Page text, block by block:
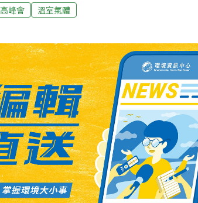
年排放值的85% 以下。美國，排放的二氧化
絕歐盟的要求，訂定二氧化碳排放減少的特定
設定二氧化碳排放減少標準外，日本環保人士
忽視環保的例子：1. 日本的核子政策曾嘗試掩
料再處裡廠事件的真相。 2. 日本南方的稀有
府計畫在東海的Ishikagijima 島興建機場。 3. 1
峰會 溫室氣體